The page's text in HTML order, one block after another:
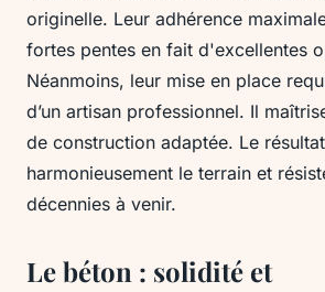
originelle. Leur adhérence
fortes pentes en fait d'excellentes
Néanmoins, leur mise en place
d’un artisan professionnel. Il
de construction adaptée. Le
harmonieusement le terrain et
décennies à venir.
Le béton : solidité et